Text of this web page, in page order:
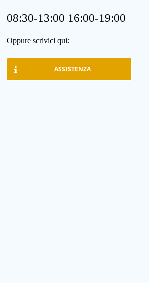
08:30-13:00 16:00-19:00
Oppure scrivici qui:
ASSISTENZA